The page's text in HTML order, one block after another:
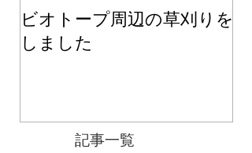
ビオトープ周辺の草刈りを
しました
記事一覧